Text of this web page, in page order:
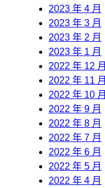
2023 年 4 月
2023 年 3 月
2023 年 2 月
2023 年 1 月
2022 年 12 月
2022 年 11 月
2022 年 10 月
2022 年 9 月
2022 年 8 月
2022 年 7 月
2022 年 6 月
2022 年 5 月
2022 年 4 月